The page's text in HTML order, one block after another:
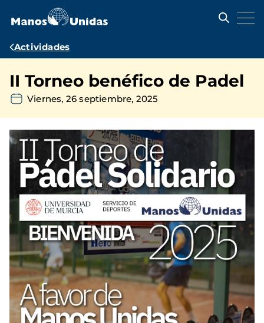
contenido
Ruta
navegación
Actividades
II Torneo benéfico de Padel
Viernes, 26 septiembre, 2025